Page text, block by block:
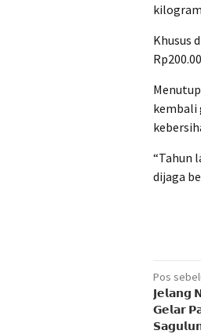
Khusus
kembali
“Tahun
dijaga
pos
Pos
𝗝𝗲𝗹𝗮𝗻𝗴
𝗚𝗲𝗹𝗮𝗿